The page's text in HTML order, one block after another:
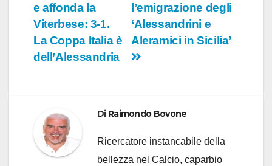
l’emigrazione degli
‘Alessandrini e
Aleramici in Sicilia’
e affonda la
Viterbese: 3-1.
La Coppa Italia è
dell’Alessandria
Di Raimondo Bovone
Ricercatore instancabile della
bellezza nel Calcio, caparbio